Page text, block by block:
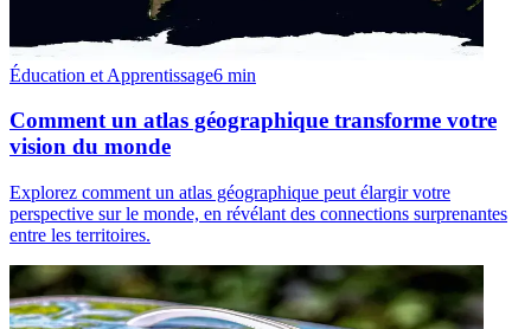
Éducation et Apprentissage6 min
Comment un atlas géographique transforme votre
vision du monde
Explorez comment un atlas géographique peut élargir votre
perspective sur le monde, en révélant des connections surprenantes
entre les territoires.